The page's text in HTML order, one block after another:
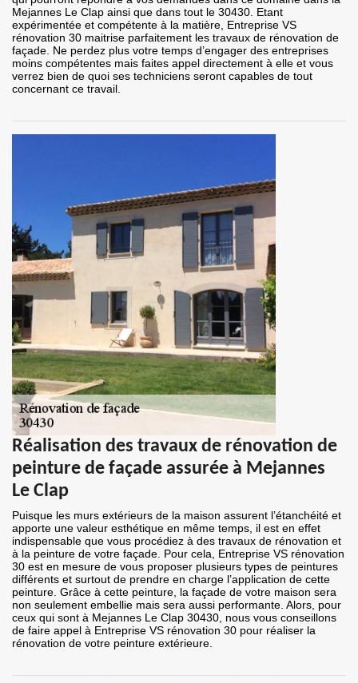
Mejannes Le Clap ainsi que dans tout le 30430. Etant
expérimentée et compétente à la matière, Entreprise VS
rénovation 30 maitrise parfaitement les travaux de rénovation de
façade. Ne perdez plus votre temps d’engager des entreprises
moins compétentes mais faites appel directement à elle et vous
verrez bien de quoi ses techniciens seront capables de tout
concernant ce travail.
Réalisation des travaux de rénovation de
peinture de façade assurée à Mejannes
Le Clap
Puisque les murs extérieurs de la maison assurent l’étanchéité et
apporte une valeur esthétique en même temps, il est en effet
indispensable que vous procédiez à des travaux de rénovation et
à la peinture de votre façade. Pour cela, Entreprise VS rénovation
30 est en mesure de vous proposer plusieurs types de peintures
différents et surtout de prendre en charge l’application de cette
peinture. Grâce à cette peinture, la façade de votre maison sera
non seulement embellie mais sera aussi performante. Alors, pour
ceux qui sont à Mejannes Le Clap 30430, nous vous conseillons
de faire appel à Entreprise VS rénovation 30 pour réaliser la
rénovation de votre peinture extérieure.